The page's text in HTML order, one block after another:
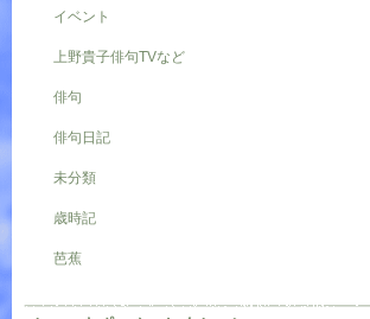
イベント
上野貴子俳句TVなど
俳句
俳句日記
未分類
歳時記
芭蕉